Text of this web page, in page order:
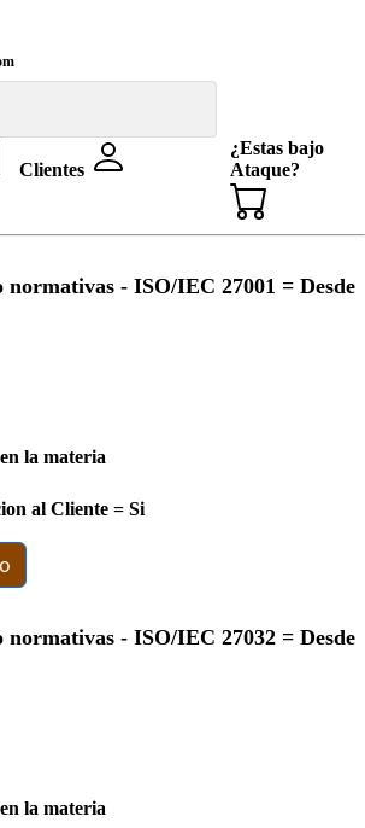
Clientes
¿Estas bajo
Ataque?
- ISO/IEC 27001 = Desde
la materia
al Cliente = Si
- ISO/IEC 27032 = Desde
la materia